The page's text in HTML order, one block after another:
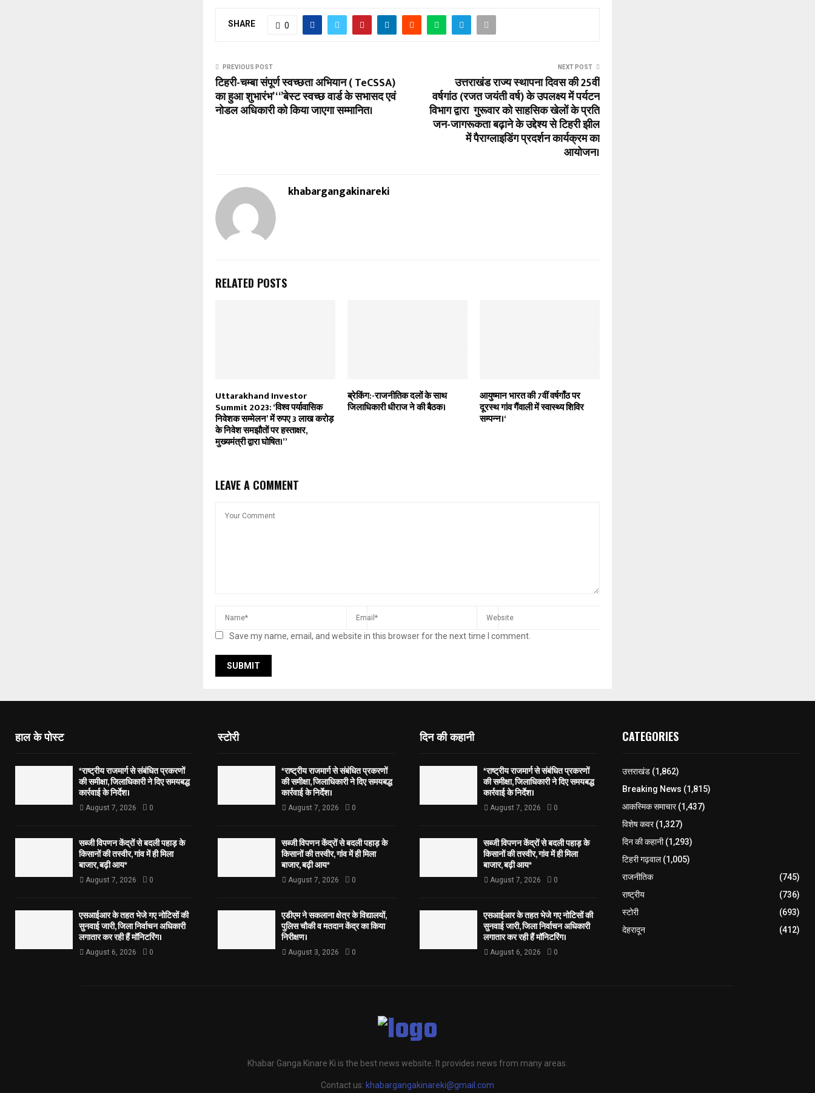
SHARE 0
PREVIOUS POST
टिहरी-चम्बा संपूर्ण स्वच्छता अभियान ( TeCSSA)
का हुआ शुभारंभ’‘ ‘’बेस्ट स्वच्छ वार्ड के सभासद एवं
नोडल अधिकारी को किया जाएगा सम्मानित।
NEXT POST
उत्तराखंड राज्य स्थापना दिवस की 25वीं
वर्षगांठ (रजत जयंती वर्ष) के उपलक्ष्य में पर्यटन
विभाग द्वारा गुरूवार को साहसिक खेलों के प्रति
जन-जागरूकता बढ़ाने के उद्देश्य से टिहरी झील
में पैराग्लाइडिंग प्रदर्शन कार्यक्रम का
आयोजन।
khabargangakinareki
RELATED POSTS
Uttarakhand Investor
Summit 2023: ‘विश्व पर्यावासिक
निवेशक सम्मेलन’ में रुपए 3 लाख करोड़
के निवेश समझौतों पर हस्ताक्षर,
मुख्यमंत्री द्वारा घोषित।”
ब्रेकिंग:-राजनीतिक दलों के साथ
जिलाधिकारी धीराज ने की बैठक।
आयुष्मान भारत की 7वीं वर्षगाँठ पर
दूरस्थ गांव गैंवाली में स्वास्थ्य शिविर
सम्पन्न।‘
LEAVE A COMMENT
Save my name, email, and website in this browser for the next time I comment.
हाल के पोस्ट
*राष्ट्रीय राजमार्ग से संबंधित प्रकरणों
की समीक्षा, जिलाधिकारी ने दिए समयबद्ध
कार्रवाई के निर्देश।
August 7, 2026 0
सब्जी विपणन केंद्रों से बदली पहाड़ के
किसानों की तस्वीर, गांव में ही मिला
बाजार, बढ़ी आय*
August 7, 2026 0
एसआईआर के तहत भेजे गए नोटिसों की
सुनवाई जारी, जिला निर्वाचन अधिकारी
लगातार कर रही हैं मॉनिटरिंग।
August 6, 2026 0
स्टोरी
*राष्ट्रीय राजमार्ग से संबंधित प्रकरणों
की समीक्षा, जिलाधिकारी ने दिए समयबद्ध
कार्रवाई के निर्देश।
August 7, 2026 0
सब्जी विपणन केंद्रों से बदली पहाड़ के
किसानों की तस्वीर, गांव में ही मिला
बाजार, बढ़ी आय*
August 7, 2026 0
एडीएम ने सकलाना क्षेत्र के विद्यालयों,
पुलिस चौकी व मतदान केंद्र का किया
निरीक्षण।
August 3, 2026 0
दिन की कहानी
*राष्ट्रीय राजमार्ग से संबंधित प्रकरणों
की समीक्षा, जिलाधिकारी ने दिए समयबद्ध
कार्रवाई के निर्देश।
August 7, 2026 0
सब्जी विपणन केंद्रों से बदली पहाड़ के
किसानों की तस्वीर, गांव में ही मिला
बाजार, बढ़ी आय*
August 7, 2026 0
एसआईआर के तहत भेजे गए नोटिसों की
सुनवाई जारी, जिला निर्वाचन अधिकारी
लगातार कर रही हैं मॉनिटरिंग।
August 6, 2026 0
CATEGORIES
उत्तराखंड(1,862)
Breaking News (1,815)
आकस्मिक समाचार(1,437)
विशेष कवर(1,327)
दिन की कहानी(1,293)
टिहरी गढ़वाल(1,005)
राजनीतिक
(745)
राष्ट्रीय
(736)
स्टोरी
(693)
देहरादून
(412)
Khabar Ganga Kinare Ki is the best news website. It provides news from many areas.
Contact us: khabargangakinareki@gmail.com